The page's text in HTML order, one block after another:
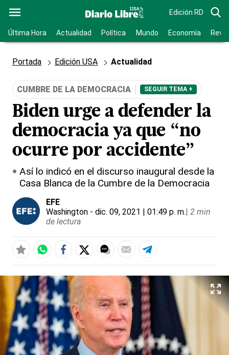
Edición RD
Última Hora Actualidad Política Mundo Economía
Portada Edición USA Actualidad
CUMBRE DE LA DEMOCRACIA SEGUIR TEMA +
Biden urge a defender la
democracia ya que “no
ocurre por accidente”
Así lo indicó en el discurso inaugural desde la
Casa Blanca de la Cumbre de la Democracia
EFE
Washington - dic. 09, 2021 | 01:49 p. m.| 2 min
de lectura